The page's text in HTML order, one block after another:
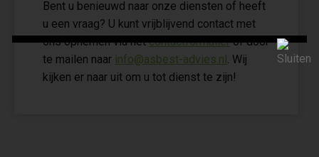
Bent u benieuwd naar onze diensten of heeft
u een vraag? U kunt vrijblijvend contact met
ons opnemen via hetcontactformulierof door
te mailen naar info@asbest-advies.nl. Wij
kijken er naar uit om u tot dienst te zijn!